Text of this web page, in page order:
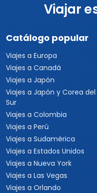
Viajar
Catálogo popular
Viajes a Europa
Viajes a Canadá
Viajes a Japón
Viajes a Japón y Corea del
Sur
Viajes a Colombia
Viajes a Perú
Viajes a Sudamérica
Viajes a Estados Unidos
Viajes a Nueva York
Viajes a Las Vegas
Viajes a Orlando